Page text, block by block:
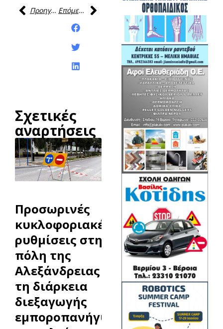
Προηγούμενη
Επόμενη
Σχετικές
αναρτήσεις
Προσωρινές
κυκλοφοριακές
ρυθμίσεις στην
πόλη της
Αλεξάνδρειας κατά
τη διάρκεια
διεξαγωγής
εμποροπανήγυρης,